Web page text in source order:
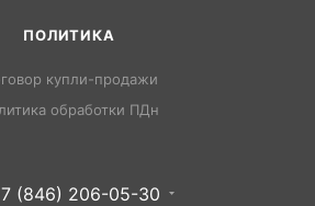
ПОЛИТИКА
купли-продажи
обработки ПДн
(846) 206-05-30